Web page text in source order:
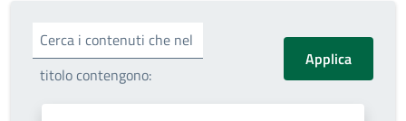
Cerca i contenuti che nel
titolo contengono: